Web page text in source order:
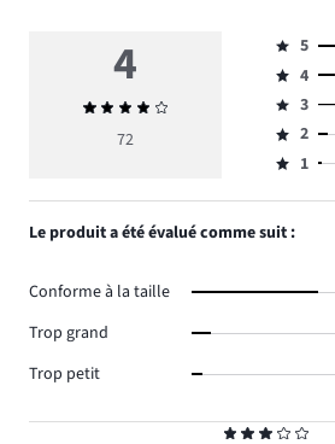
4
Note
moyenne
72
Note
5,
nombre
de
votes
41.
5
Note
4,
nombre
de
11.
4
Note
3,
nombre
12.
3
Note
2,
votes
2
Note
1,
nombre
de
2.
1
Le produit a été évalué comme suit :
Conforme à la taille
Trop grand
Trop petit